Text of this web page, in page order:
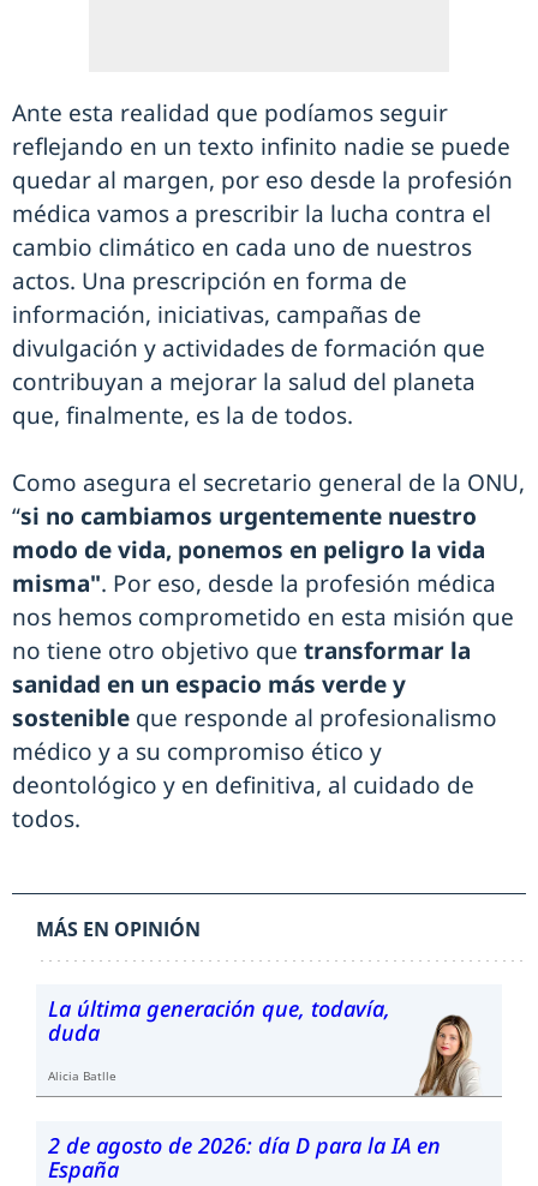
Ante esta realidad que podíamos seguir
reflejando en un texto infinito nadie se puede
quedar al margen, por eso desde la profesión
médica vamos a prescribir la lucha contra el
cambio climático en cada uno de nuestros
actos. Una prescripción en forma de
información, iniciativas, campañas de
divulgación y actividades de formación que
contribuyan a mejorar la salud del planeta
que, finalmente, es la de todos.
Como asegura el secretario general de la ONU,
“si no cambiamos urgentemente nuestro
modo de vida, ponemos en peligro la vida
misma". Por eso, desde la profesión médica
nos hemos comprometido en esta misión que
no tiene otro objetivo que transformar la
sanidad en un espacio más verde y
sostenible que responde al profesionalismo
médico y a su compromiso ético y
deontológico y en definitiva, al cuidado de
todos.
MÁS EN OPINIÓN
La última generación que, todavía,
duda
Alicia Batlle
2 de agosto de 2026: día D para la IA en
España